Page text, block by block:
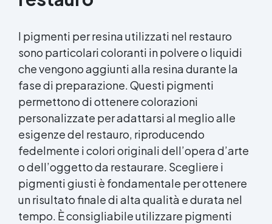
I pigmenti per resina utilizzati nel restauro
sono particolari coloranti in polvere o liquidi
che vengono aggiunti alla resina durante la
fase di preparazione. Questi pigmenti
permettono di ottenere colorazioni
personalizzate per adattarsi al meglio alle
esigenze del restauro, riproducendo
fedelmente i colori originali dell’opera d’arte
o dell’oggetto da restaurare. Scegliere i
pigmenti giusti è fondamentale per ottenere
un risultato finale di alta qualità e durata nel
tempo. È consigliabile utilizzare pigmenti